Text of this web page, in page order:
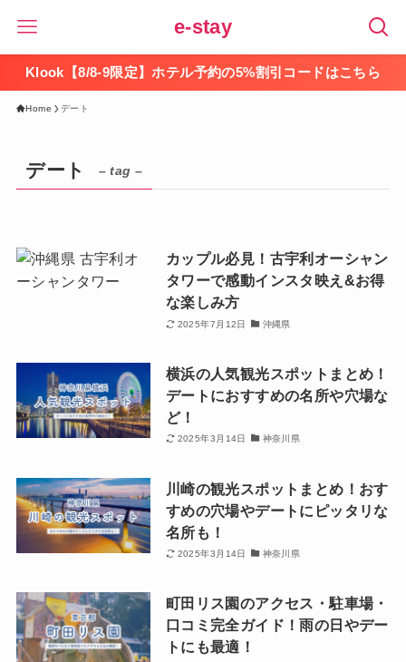
e-stay
Klook【8/8-9限定】ホテル予約の5%割引コードはこちら
Home デート
デート – tag –
カップル必見！古宇利オーシャン
タワーで感動インスタ映え&お得
な楽しみ方
2025年7月12日 沖縄県
横浜の人気観光スポットまとめ！
デートにおすすめの名所や穴場な
ど！
2025年3月14日 神奈川県
川崎の観光スポットまとめ！おす
すめの穴場やデートにピッタリな
名所も！
2025年3月14日 神奈川県
町田リス園のアクセス・駐車場・
口コミ完全ガイド！雨の日やデー
トにも最適！